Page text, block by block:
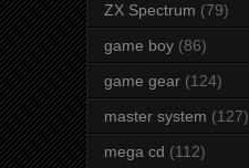
ZX Spectrum (79)
game boy (86)
game gear (124)
master system (127)
mega cd (112)